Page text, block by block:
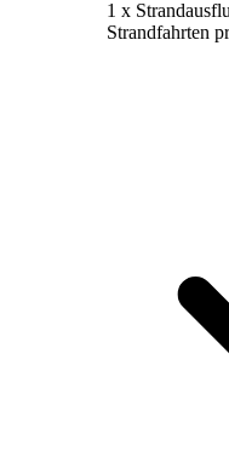
1 x
Strandfahrten